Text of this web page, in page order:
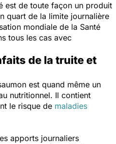
est de toute façon un produit
quart de la limite journalière
mondiale de la Santé
tous les cas avec
de la truite et
est quand même un
nutritionnel. Il contient
le risque de maladies
apports journaliers